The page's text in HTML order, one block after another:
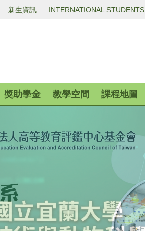
新生資訊 INTERNATIONAL STUDENTS
獎助學金 教學空間 課程地圖